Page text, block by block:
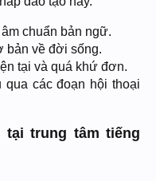
chuẩn bản ngữ.
bản về đời sống.
tại và quá khứ đơn.
qua các đoạn hội thoại
trung tâm tiếng